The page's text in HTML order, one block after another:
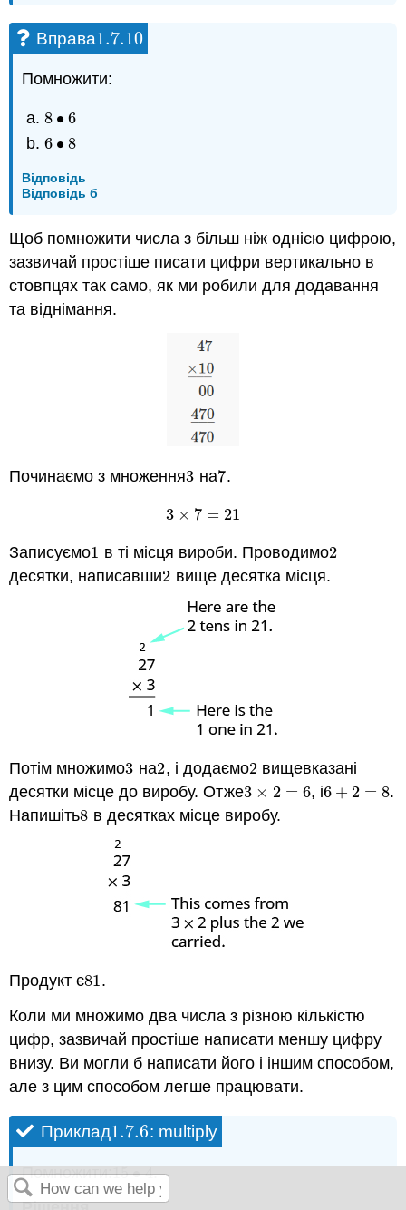
Вправа1.7.10
1.7.10
Помножити:
8 ∙ 6
8 •6
6 ∙ 8
6 •8
Відповідь
Відповідь б
Щоб помножити числа з більш ніж однією цифрою,
зазвичай простіше писати цифри вертикально в
стовпцях так само, як ми робили для додавання
та віднімання.
Починаємо з множення3
3 на7
7.
3 × 7 = 21
3× 7 =21
Записуємо1
1 в ті місця вироби. Проводимо2
2
десятки, написавши2
2 вище десятка місця.
Потім множимо3
3 на2
2, і додаємо2
2 вищевказані
десятки місце до виробу. Отже3 × 2 = 6
3 ×2 = 6 , і6 + 2 = 8
6 +2 = 8
.
Напишіть8
8 в десятках місце виробу.
Продукт є81
81.
Коли ми множимо два числа з різною кількістю
цифр, зазвичай простіше написати меншу цифру
внизу. Ви могли б написати його і іншим способом,
але з цим способом легше працювати.
Приклад1.7.6
1.7.6: multiply
Помножити:15∙4
15•4 .